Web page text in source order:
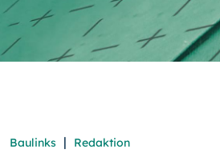
Baulinks | Redaktion